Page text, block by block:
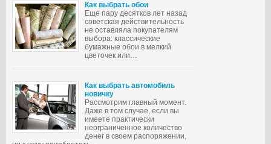
Как выбрать обои
Еще пару десятков лет назад
советская действительность
не оставляла покупателям
выбора: классические
бумажные обои в мелкий
цветочек или…
Как выбрать автомобиль
новичку
Рассмотрим главный момент.
Даже в том случае, если вы
имеете практически
неограниченное количество
денег в своем распоряжении,